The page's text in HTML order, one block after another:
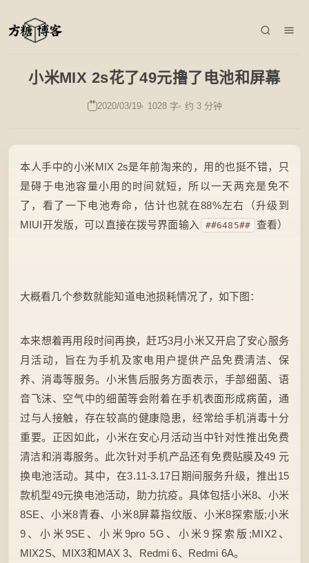
小米MIX 2s花了49元撸了电池和屏幕
2020/03/19 1028 字 约 3 分钟
本人手中的小米MIX 2s是年前淘来的，用的也挺不错，只
是碍于电池容量小用的时间就短，所以一天两充是免不
了，看了一下电池寿命，估计也就在88%左右（升级到
MIUI开发版，可以直接在拨号界面输入
##6485## 查看）
大概看几个参数就能知道电池损耗情况了，如下图：
本来想着再用段时间再换，赶巧3月小米又开启了安心服务
月活动，旨在为手机及家电用户提供产品免费清洁、保
养、消毒等服务。小米售后服务方面表示，手部细菌、语
音飞沫、空气中的细菌等会附着在手机表面形成病菌，通
过与人接触，存在较高的健康隐患，经常给手机消毒十分
重要。正因如此，小米在安心月活动当中针对性推出免费
清洁和消毒服务。此次针对手机产品还有免费贴膜及49 元
换电池活动。其中，在3.11-3.17日期间服务升级，推出15
款机型49元换电池活动，助力抗疫。具体包括小米8、小米
8SE、小米8青春、小米8屏幕指纹版、小米8探索版;小米
9、小米9SE、小米9pro 5G、小米9探索版;MIX2、
MIX2S、MIX3和MAX 3、Redmi 6、Redmi 6A。